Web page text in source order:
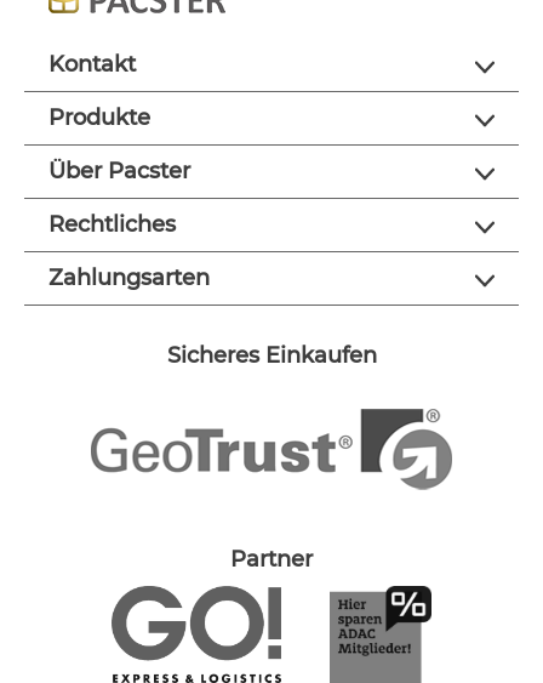
Kontakt
Produkte
Über Pacster
Rechtliches
Zahlungsarten
Sicheres Einkaufen
Partner